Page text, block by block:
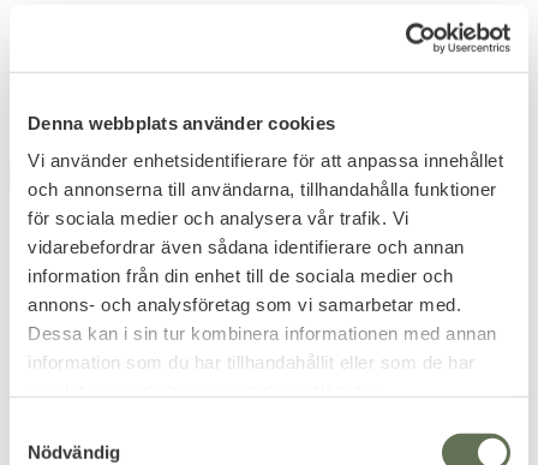
Denna webbplats använder cookies
Vi använder enhetsidentifierare för att anpassa innehållet
och annonserna till användarna, tillhandahålla funktioner
för sociala medier och analysera vår trafik. Vi
vidarebefordrar även sådana identifierare och annan
information från din enhet till de sociala medier och
annons- och analysföretag som vi samarbetar med.
Dessa kan i sin tur kombinera informationen med annan
information som du har tillhandahållit eller som de har
Nödvändig
Pocket Wire Saw